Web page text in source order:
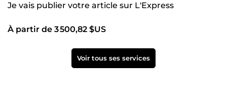
Je vais publier votre article sur L'Express
À partir de 3 500,82 $US
Voir tous ses services